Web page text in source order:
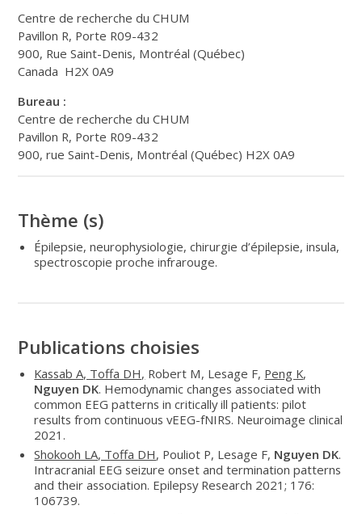
Centre de recherche du CHUM
Pavillon R, Porte R09-432
900, Rue Saint-Denis, Montréal (Québec)
Canada H2X 0A9
Bureau :
Centre de recherche du CHUM
Pavillon R, Porte R09-432
900, rue Saint-Denis, Montréal (Québec) H2X 0A9
Thème (s)
Épilepsie, neurophysiologie, chirurgie d’épilepsie, insula,
spectroscopie proche infrarouge.
Publications choisies
Kassab A, Toffa DH, Robert M, Lesage F, Peng K,
Nguyen DK. Hemodynamic changes associated with
common EEG patterns in critically ill patients: pilot
results from continuous vEEG-fNIRS. Neuroimage clinical
2021.
Shokooh LA, Toffa DH, Pouliot P, Lesage F, Nguyen DK.
Intracranial EEG seizure onset and termination patterns
and their association. Epilepsy Research 2021; 176:
106739.